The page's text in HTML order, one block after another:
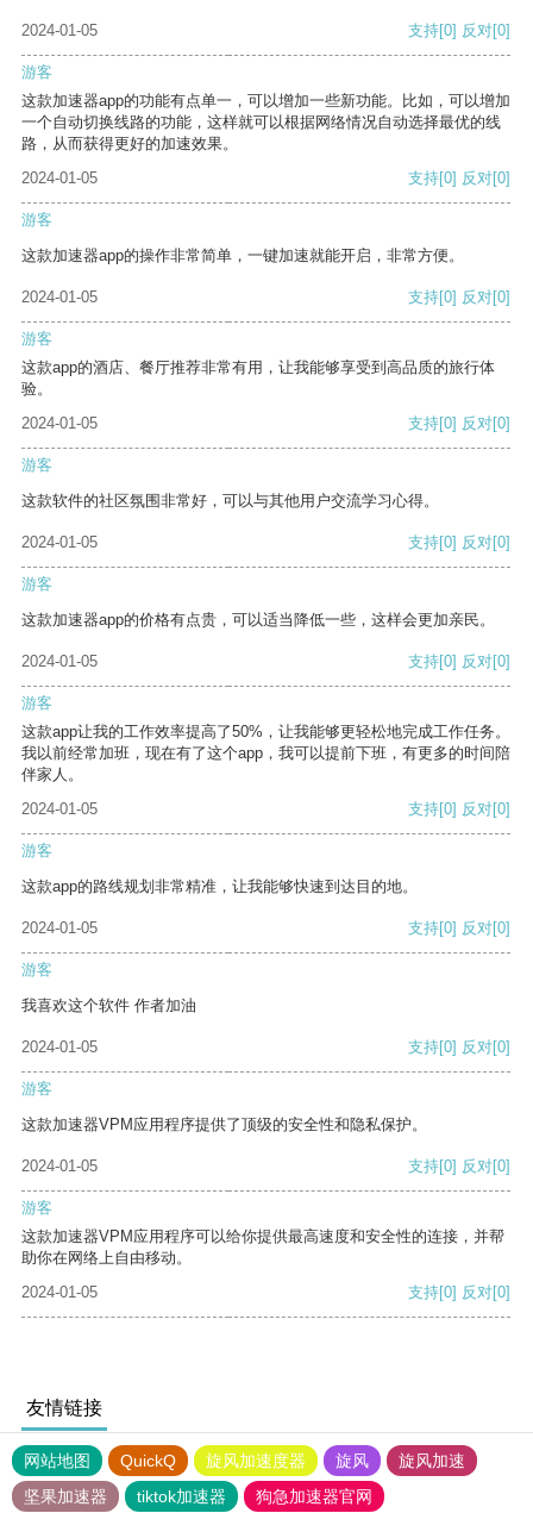
2024-01-05 支持[0] 反对[0]
游客
这款加速器app的功能有点单一，可以增加一些新功能。比如，可以增加
一个自动切换线路的功能，这样就可以根据网络情况自动选择最优的线
路，从而获得更好的加速效果。
2024-01-05
支持[0] 反对[0]
游客
这款加速器app的操作非常简单，一键加速就能开启，非常方便。
2024-01-05 支持[0] 反对[0]
游客
这款app的酒店、餐厅推荐非常有用，让我能够享受到高品质的旅行体
验。
2024-01-05
支持[0] 反对[0]
游客
这款软件的社区氛围非常好，可以与其他用户交流学习心得。
2024-01-05 支持[0] 反对[0]
游客
这款加速器app的价格有点贵，可以适当降低一些，这样会更加亲民。
2024-01-05 支持[0] 反对[0]
游客
这款app让我的工作效率提高了50%，让我能够更轻松地完成工作任务。
我以前经常加班，现在有了这个app，我可以提前下班，有更多的时间陪
伴家人。
2024-01-05
支持[0] 反对[0]
游客
这款app的路线规划非常精准，让我能够快速到达目的地。
2024-01-05 支持[0] 反对[0]
游客
我喜欢这个软件 作者加油
2024-01-05 支持[0] 反对[0]
游客
这款加速器VPM应用程序提供了顶级的安全性和隐私保护。
2024-01-05 支持[0] 反对[0]
游客
这款加速器VPM应用程序可以给你提供最高速度和安全性的连接，并帮
助你在网络上自由移动。
2024-01-05
支持[0] 反对[0]
友情链接
网站地图 QuickQ 旋风加速度器 旋风
旋风加速
坚果加速器
tiktok加速器 狗急加速器官网